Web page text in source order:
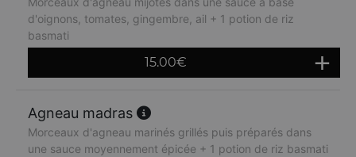
d'oignons, tomates, gingembre, ail + 1 potion de riz
basmati
15.00€
Agneau madras
Morceaux d'agneau marinés grillés puis préparés dans
une sauce moyennement épicée + 1 potion de riz basmati